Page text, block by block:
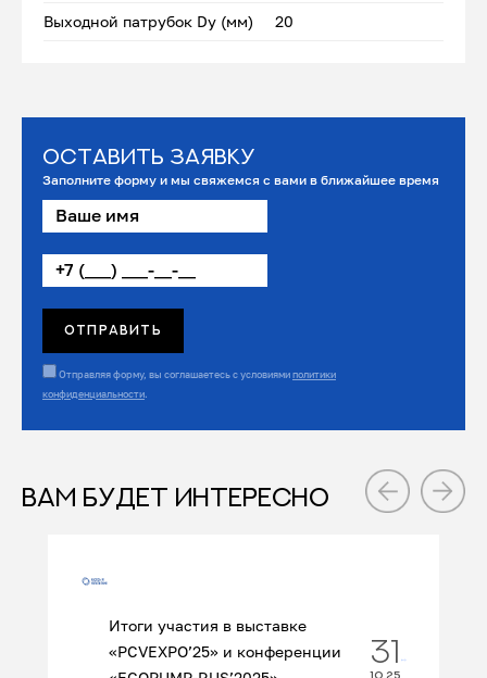
Выходной патрубок Dу (мм) 20
Оставить заявку
Заполните форму и мы свяжемся с вами в ближайшее время
Отправляя форму, вы соглашаетесь с условиямиполитики
конфиденциальности.
ВАМ БУДЕТ ИНТЕРЕСНО
Итоги участия в выставке
«PCVEXPO’25» и конференции
31
10.25